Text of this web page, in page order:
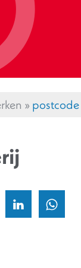
»